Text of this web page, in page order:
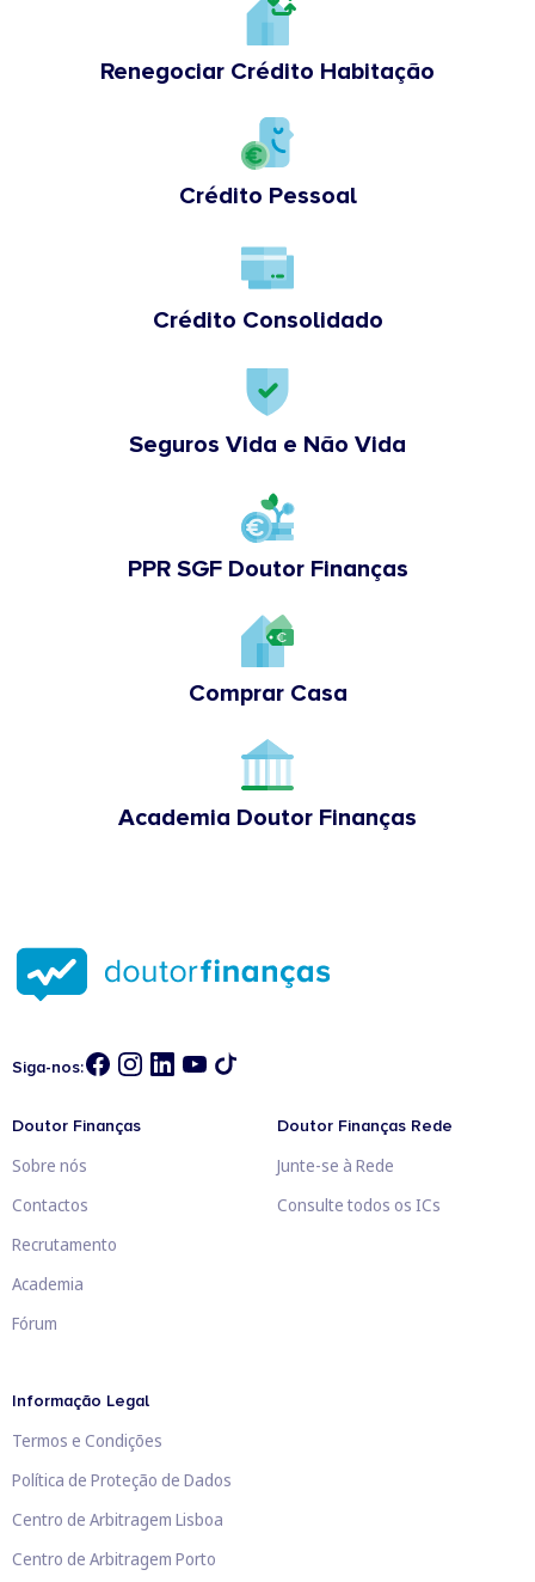
Renegociar Crédito Habitação
Crédito Pessoal
Crédito Consolidado
Seguros Vida e Não Vida
PPR SGF Doutor Finanças
Comprar Casa
Academia Doutor Finanças
Siga-nos:
Doutor Finanças
Sobre nós
Contactos
Recrutamento
Academia
Fórum
Doutor Finanças Rede
Junte-se à Rede
Consulte todos os ICs
Informação Legal
Termos e Condições
Política de Proteção de Dados
Centro de Arbitragem Lisboa
Centro de Arbitragem Porto